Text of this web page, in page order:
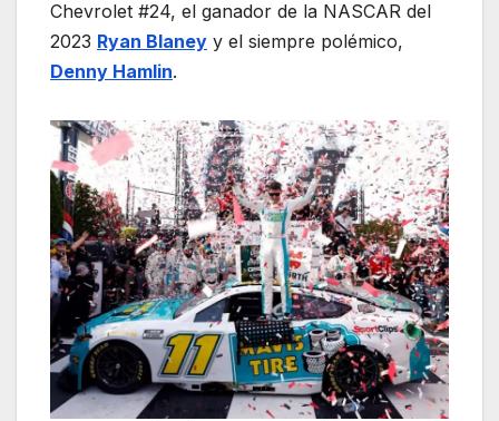
Chevrolet #24, el ganador de la NASCAR del
2023 Ryan Blaney y el siempre polémico,
Denny Hamlin.